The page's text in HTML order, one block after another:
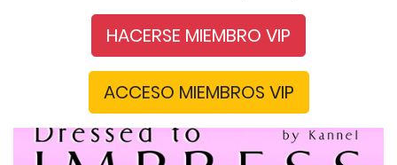
HACERSE MIEMBRO VIP
ACCESO MIEMBROS VIP